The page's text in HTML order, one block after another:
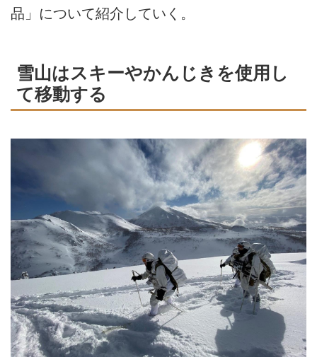
品」について紹介していく。
雪山はスキーやかんじきを使用し
て移動する